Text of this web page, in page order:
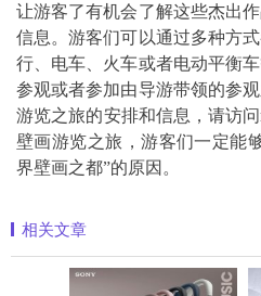
让游客了有机会了解这些杰出
信息。游客们可以通过多种方
行、电车、火车或者电动平衡
参观或者参加由导游带领的参
游览之旅的安排和信息，请访问
壁画游览之旅，游客们一定能
界壁画之都”的原因。
相关文章